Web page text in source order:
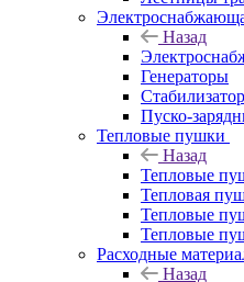
Назад
Генераторы
Пуско-
Тепловые пушки
Назад
Тепловые
Тепловая
Тепловые
Тепловые
Расходные
Назад